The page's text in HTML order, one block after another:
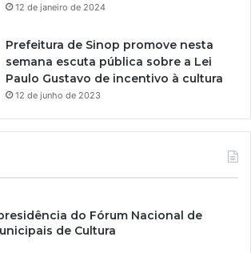
12 de janeiro de 2024
Prefeitura de Sinop promove nesta
semana escuta pública sobre a Lei
Paulo Gustavo de incentivo à cultura
12 de junho de 2023
do Fórum Nacional de
de Cultura